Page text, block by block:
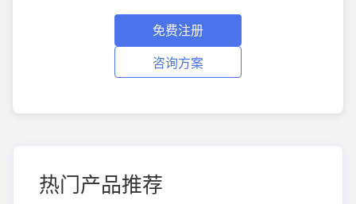
免费注册
咨询方案
热门产品推荐